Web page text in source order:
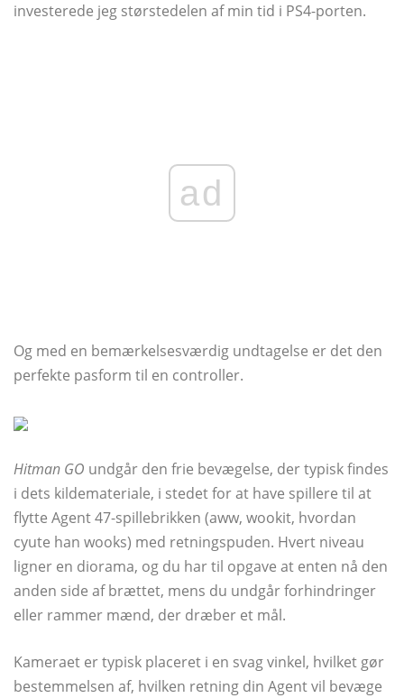
investerede jeg størstedelen af ​​min tid i PS4-porten.
ad
Og med en bemærkelsesværdig undtagelse er det den
perfekte pasform til en controller.
Hitman GO undgår den frie bevægelse, der typisk findes
i dets kildemateriale, i stedet for at have spillere til at
flytte Agent 47-spillebrikken (aww, wookit, hvordan
cyute han wooks) med retningspuden. Hvert niveau
ligner en diorama, og du har til opgave at enten nå den
anden side af brættet, mens du undgår forhindringer
eller rammer mænd, der dræber et mål.
Kameraet er typisk placeret i en svag vinkel, hvilket gør
bestemmelsen af, hvilken retning din Agent vil bevæge